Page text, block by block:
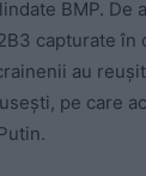
BMP. De
capturate în
au
pe care